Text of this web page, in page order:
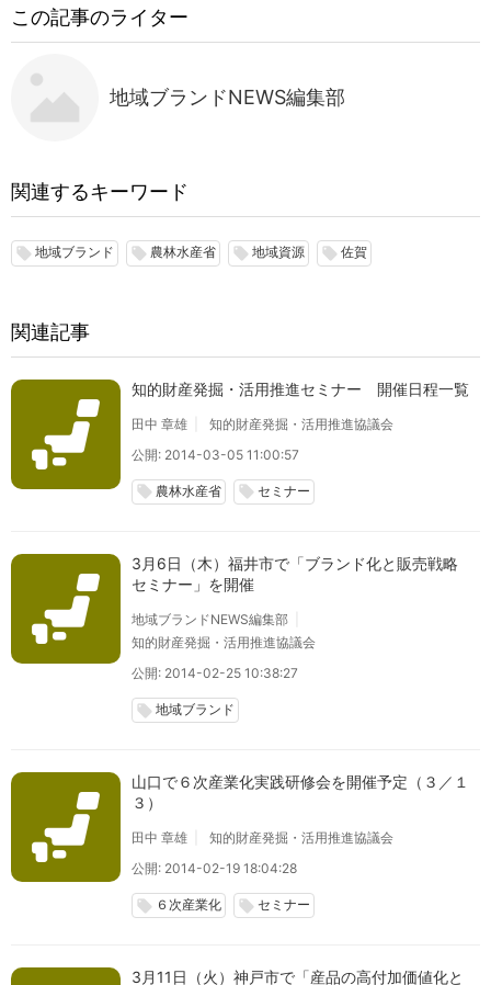
この記事のライター
地域ブランドNEWS編集部
関連するキーワード
local_offer 地域ブランド local_offer 農林水産省 local_offer 地域資源 local_offer 佐賀
関連記事
知的財産発掘・活用推進セミナー 開催日程一覧
田中 章雄
知的財産発掘・活用推進協議会
公開: 2014-03-05 11:00:57
local_offer 農林水産省 local_offer セミナー
3月6日（木）福井市で「ブランド化と販売戦略
セミナー」を開催
地域ブランドNEWS編集部
知的財産発掘・活用推進協議会
公開: 2014-02-25 10:38:27
local_offer 地域ブランド
山口で６次産業化実践研修会を開催予定（３／１
３）
田中 章雄
知的財産発掘・活用推進協議会
公開: 2014-02-19 18:04:28
local_offer ６次産業化 local_offer セミナー
3月11日（火）神戸市で「産品の高付加価値化と